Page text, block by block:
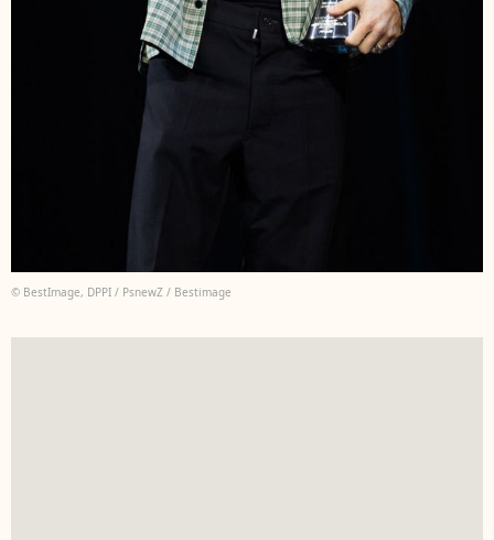
© BestImage, DPPI / PsnewZ / Bestimage